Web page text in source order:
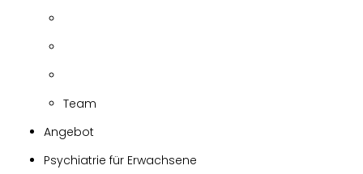
Team
Angebot
Psychiatrie für Erwachsene